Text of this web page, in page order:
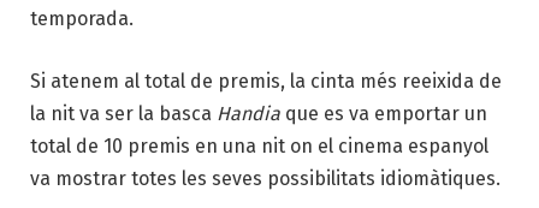
temporada.
Si atenem al total de premis, la cinta més reeixida de
la nit va ser la basca Handia que es va emportar un
total de 10 premis en una nit on el cinema espanyol
va mostrar totes les seves possibilitats idiomàtiques.